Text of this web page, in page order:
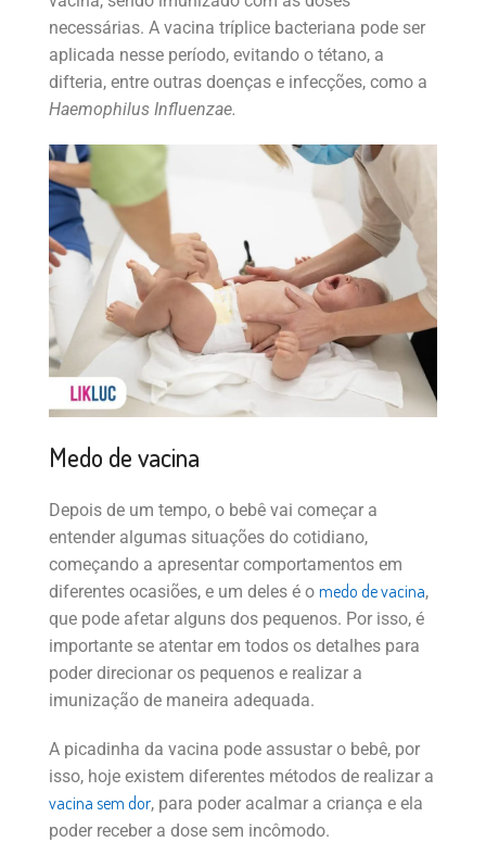
necessárias. A vacina tríplice bacteriana pode ser
aplicada nesse período, evitando o tétano, a
difteria, entre outras doenças e infecções, como a
Haemophilus Influenzae.
Medo de vacina
Depois de um tempo, o bebê vai começar a
entender algumas situações do cotidiano,
começando a apresentar comportamentos em
diferentes ocasiões, e um deles é o medo de vacina,
que pode afetar alguns dos pequenos. Por isso, é
importante se atentar em todos os detalhes para
poder direcionar os pequenos e realizar a
imunização de maneira adequada.
A picadinha da vacina pode assustar o bebê, por
isso, hoje existem diferentes métodos de realizar a
vacina sem dor, para poder acalmar a criança e ela
poder receber a dose sem incômodo.